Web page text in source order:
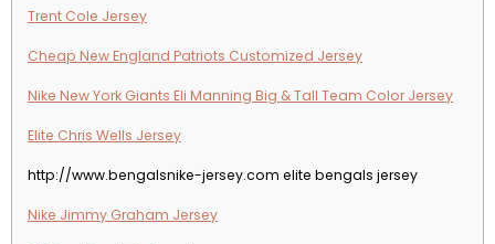
Trent Cole Jersey
Cheap New England Patriots Customized Jersey
Nike New York Giants Eli Manning Big & Tall Team Color Jersey
Elite Chris Wells Jersey
http://www.bengalsnike-jersey.com elite bengals jersey
Nike Jimmy Graham Jersey